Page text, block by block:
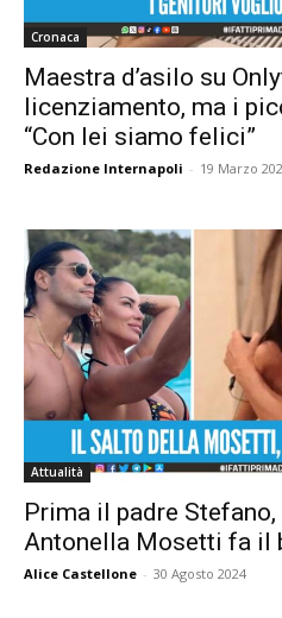
Cronaca
Maestra d’asilo su
licenziamento, ma i
“Con lei siamo felici”
Redazione Internapoli - 19 Marzo
Attualità
Prima il padre
Antonella Mosetti fa il
Alice Castellone - 30 Agosto 2024